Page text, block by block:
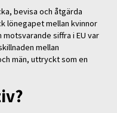
bevisa och åtgärda
lönegapet mellan kvinnor
motsvarande siffra i EU var
mellan
män, uttryckt som en